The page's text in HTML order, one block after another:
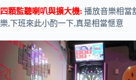
四顆監聽喇叭與擴大機: 播放音樂相當
樂,下班來此小酌一下,真是相當愜意